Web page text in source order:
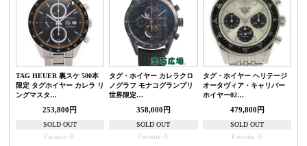
TAG HEUER 裏スケ 500本
限定 タグホイヤー カレラ リ
ングマスタ…
253,800円
SOLD OUT
Favorite
タグ・ホイヤー カレラクロ
ノグラフ モナコグランプリ
世界限定…
358,000円
SOLD OUT
Favorite
タグ・ホイヤー ヘリテージ
オータヴィア・キャリバー
ホイヤー02…
479,800円
SOLD OUT
Favorite